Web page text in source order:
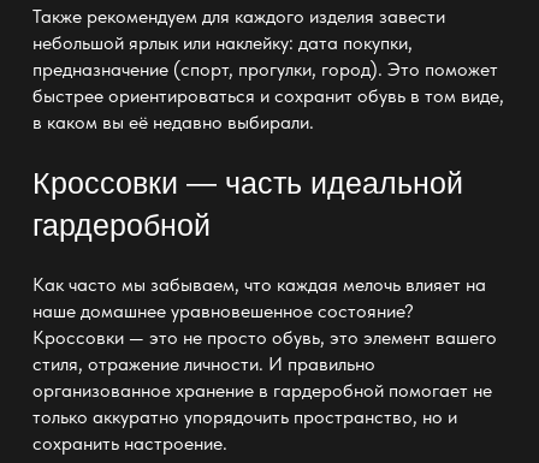
Также рекомендуем для каждого изделия завести
небольшой ярлык или наклейку: дата покупки,
предназначение (спорт, прогулки, город). Это поможет
быстрее ориентироваться и сохранит обувь в том виде,
в каком вы её недавно выбирали.
Кроссовки — часть идеальной
гардеробной
Как часто мы забываем, что каждая мелочь влияет на
наше домашнее уравновешенное состояние?
Кроссовки — это не просто обувь, это элемент вашего
стиля, отражение личности. И правильно
организованное хранение в гардеробнойпомогает не
только аккуратно упорядочить пространство, но и
сохранить настроение.